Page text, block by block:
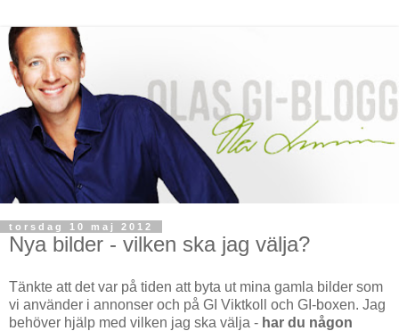
torsdag 10 maj 2012
Nya bilder - vilken ska jag välja?
Tänkte att det var på tiden att byta ut mina gamla bilder som
vi använder i annonser och på GI Viktkoll och GI-boxen. Jag
behöver hjälp med vilken jag ska välja - har du någon